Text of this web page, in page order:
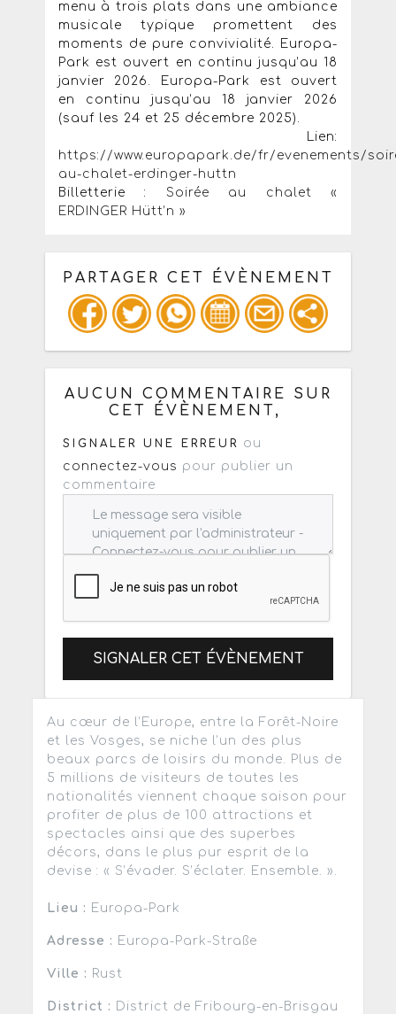
menu à trois plats dans une ambiance
musicale typique promettent des
moments de pure convivialité. Europa-
Park est ouvert en continu jusqu’au 18
janvier 2026. Europa-Park est ouvert
en continu jusqu’au 18 janvier 2026
(sauf les 24 et 25 décembre 2025).
Lien:
https://www.europapark.de/fr/evenements/
au-chalet-erdinger-huttn
Billetterie : Soirée au chalet «
ERDINGER Hütt’n »
PARTAGER CET ÉVÈNEMENT
Copiez les infos ci-dessous pour un
: mail / forum / réseau social
AUCUN COMMENTAIRE SUR
CET ÉVÈNEMENT,
SIGNALER UNE ERREUR
ou
connectez-vous pour publier un
commentaire
SIGNALER CET ÉVÈNEMENT
Au cœur de l’Europe, entre la Forêt-Noire
et les Vosges, se niche l’un des plus
beaux parcs de loisirs du monde. Plus de
5 millions de visiteurs de toutes les
nationalités viennent chaque saison pour
profiter de plus de 100 attractions et
spectacles ainsi que des superbes
décors, dans le plus pur esprit de la
devise : « S’évader. S’éclater. Ensemble. ».
Lieu : Europa-Park
Adresse : Europa-Park-Straße
Ville : Rust
District : District de Fribourg-en-Brisgau